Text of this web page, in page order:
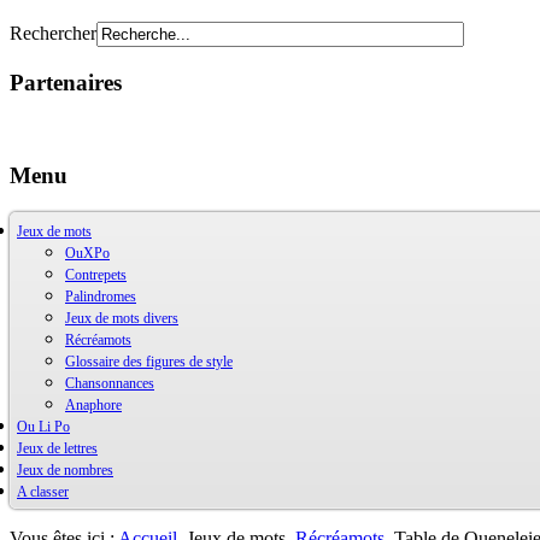
Rechercher
Partenaires
Menu
Jeux de mots
OuXPo
Contrepets
Palindromes
Jeux de mots divers
Récréamots
Glossaire des figures de style
Chansonnances
Anaphore
Ou Li Po
OuLiPo
Base de la Bibliothèque Oulipienne
Oulipiens
G. Perec
Bibliographie
Ecrit par des oulipiens
Jeux de lettres
Jeux de nombres
Ludimath
Base Ludimath
Ludimaths : bibliographie
A classer